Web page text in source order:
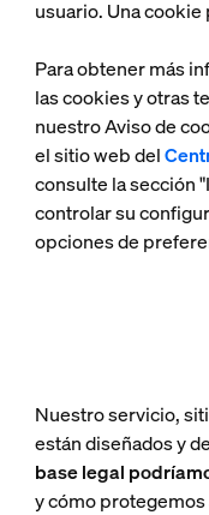
usuario. Una
Para obtener más
las cookies y otras
nuestro Aviso de
el sitio web del
consulte la sección
controlar su
opciones de
Nuestro servicio,
están diseñados y
base legal
y cómo protegemos